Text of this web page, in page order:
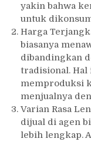
yakin bahwa
untuk
Harga
biasanya
dibandingkan
tradisional. Hal
memproduksi
menjualnya
Varian Rasa
dijual di agen
lebih lengkap.